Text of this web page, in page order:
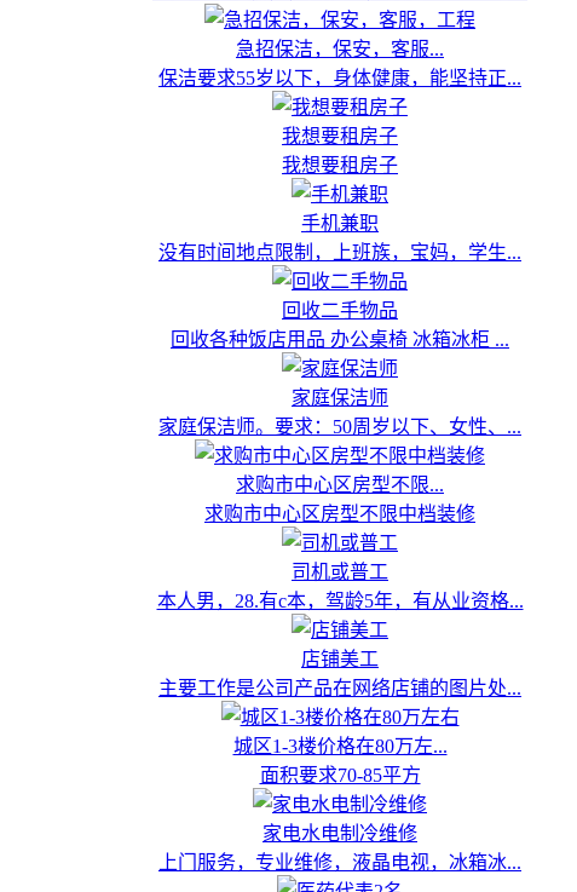
急招保洁，保安，客服...
保洁要求55岁以下，身体健康，能坚持正...
我想要租房子
我想要租房子
手机兼职
没有时间地点限制，上班族，宝妈，学生...
回收二手物品
回收各种饭店用品 办公桌椅 冰箱冰柜 ...
家庭保洁师
家庭保洁师。要求：50周岁以下、女性、...
求购市中心区房型不限...
求购市中心区房型不限中档装修
司机或普工
本人男，28.有c本，驾龄5年，有从业资格...
店铺美工
主要工作是公司产品在网络店铺的图片处...
城区1-3楼价格在80万左...
面积要求70-85平方
家电水电制冷维修
上门服务，专业维修，液晶电视，冰箱冰...